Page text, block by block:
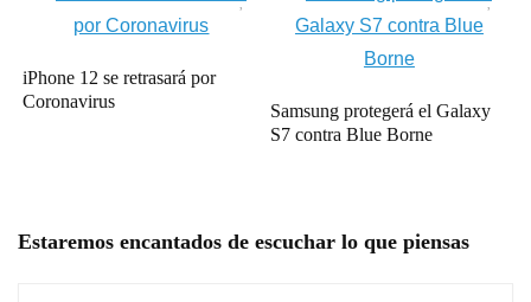
iPhone 12 se retrasará por
Coronavirus
Samsung protegerá el Galaxy
S7 contra Blue Borne
Estaremos encantados de escuchar lo que piensas